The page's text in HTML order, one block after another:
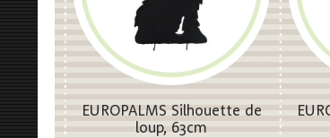
EUROPALMS Silhouette de
loup, 63cm